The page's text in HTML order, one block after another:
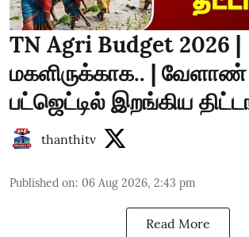
TN Agri Budget 2026 |
மகளிருக்காக.. | வேளாண்
பட்ஜெட்டில் இறங்கிய
thanthitv
Published on: 06 Aug 2026, 2:43 pm
Read More